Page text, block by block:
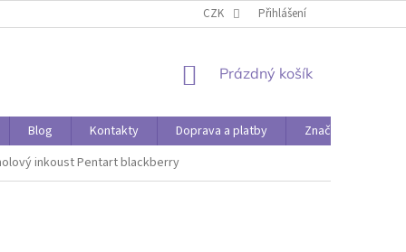
DOPRAVA A PLATBY
CZK Přihlášení
NÁKUPNÍ
Prázdný košík
Blog Kontakty Doprava a platby
Značky
inkoust Pentart blackberry